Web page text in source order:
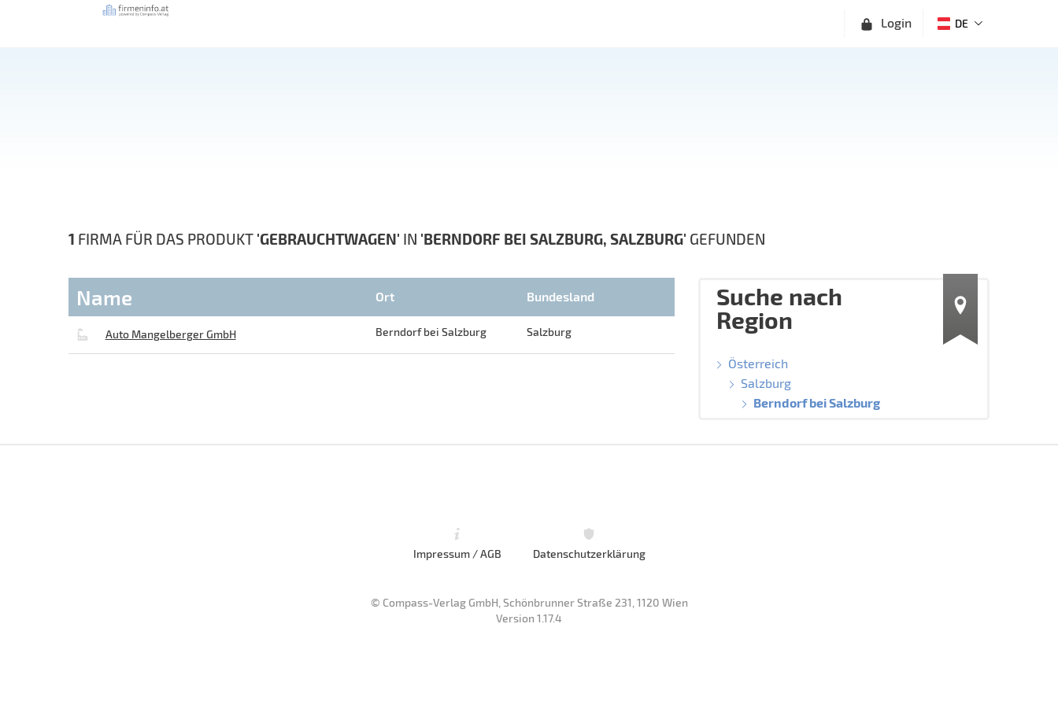
Login DE
1 FIRMA FÜR DAS PRODUKT 'GEBRAUCHTWAGEN' IN 'BERNDORF BEI SALZBURG, SALZBURG' GEFUNDEN
Name Ort Bundesland
Auto Mangelberger GmbH Berndorf bei Salzburg Salzburg
Suche nach
Region
Österreich
Salzburg
Berndorf bei Salzburg
Impressum / AGB Datenschutzerklärung
© Compass-Verlag GmbH, Schönbrunner Straße 231, 1120 Wien
Version 1.17.4